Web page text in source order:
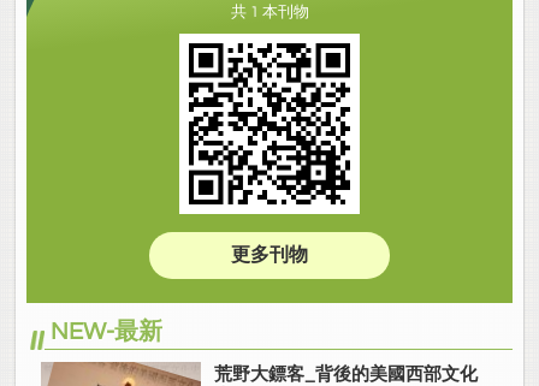
共 1 本刊物
更多刊物
NEW-最新
荒野大鏢客_背後的美國西部文化